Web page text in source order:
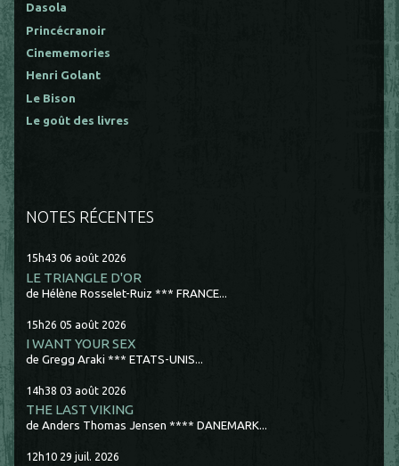
Dasola
Princécranoir
Cinememories
Henri Golant
Le Bison
Le goût des livres
NOTES RÉCENTES
15h43 06 août 2026
LE TRIANGLE D'OR
de Hélène Rosselet-Ruiz *** FRANCE...
15h26 05 août 2026
I WANT YOUR SEX
de Gregg Araki *** ETATS-UNIS...
14h38 03 août 2026
THE LAST VIKING
de Anders Thomas Jensen **** DANEMARK...
12h10 29 juil. 2026